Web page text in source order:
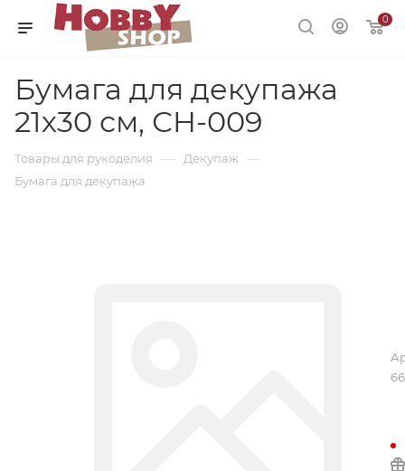
0
Бумага для декупажа
21х30 см, СH-009
Товары для рукоделия — Декупаж —
Бумага для декупажа